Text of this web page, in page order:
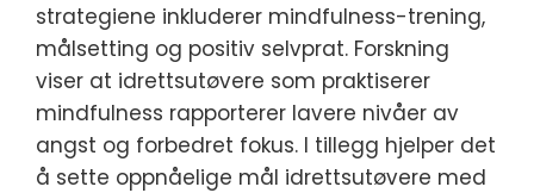
strategiene inkluderer mindfulness-trening,
målsetting og positiv selvprat. Forskning
viser at idrettsutøvere som praktiserer
mindfulness rapporterer lavere nivåer av
angst og forbedret fokus. I tillegg hjelper det
å sette oppnåelige mål idrettsutøvere med